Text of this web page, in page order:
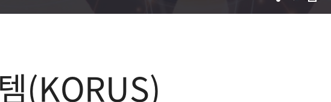
(KORUS)